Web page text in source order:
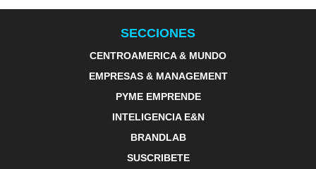
SECCIONES
CENTROAMERICA & MUNDO
EMPRESAS & MANAGEMENT
PYME EMPRENDE
INTELIGENCIA E&N
BRANDLAB
SUSCRIBETE